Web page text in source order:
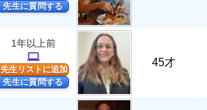
先生に質問する
1年以上前
computer
先生リストに追加
先生に質問する
45才